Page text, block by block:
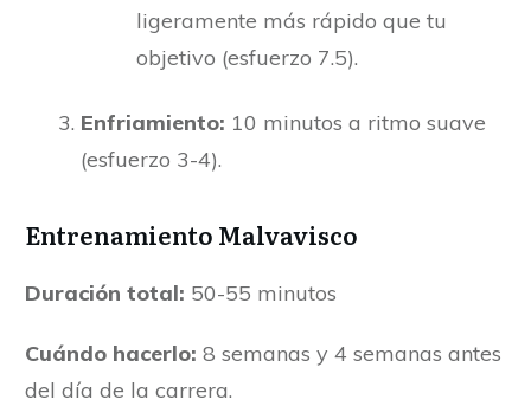
ligeramente más rápido que tu
objetivo (esfuerzo 7.5).
Enfriamiento: 10 minutos a ritmo suave
(esfuerzo 3-4).
Entrenamiento Malvavisco
Duración total: 50-55 minutos
Cuándo hacerlo: 8 semanas y 4 semanas antes
del día de la carrera.